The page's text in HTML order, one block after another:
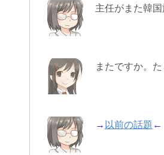
主任がまた韓国
またですか。
→ 以前の話題 ←